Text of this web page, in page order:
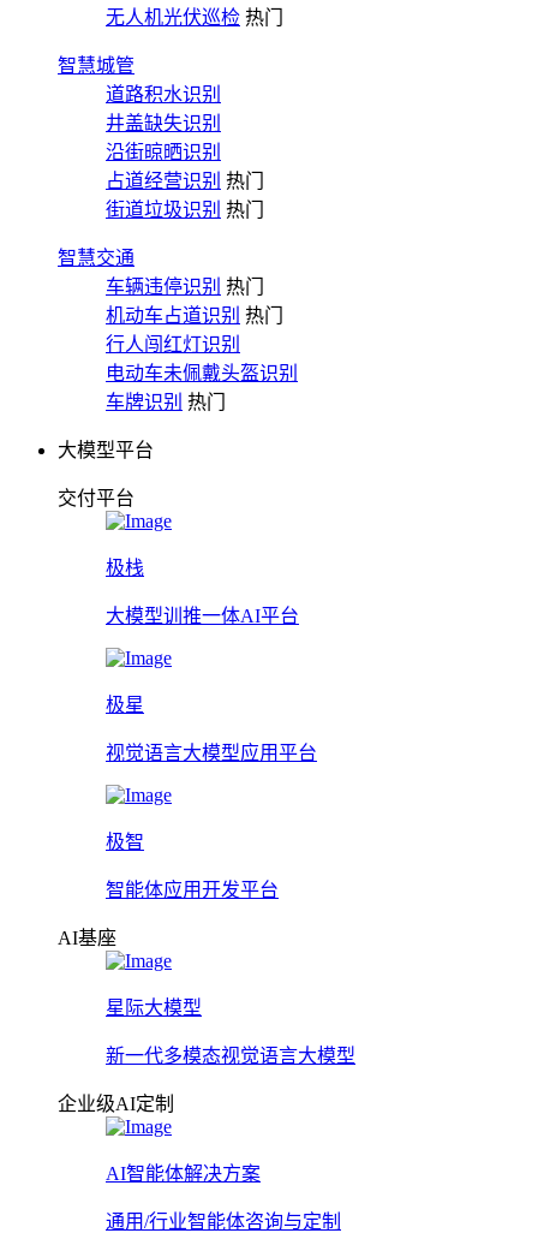
无人机光伏巡检 热门
智慧城管
道路积水识别
井盖缺失识别
沿街晾晒识别
占道经营识别 热门
街道垃圾识别 热门
智慧交通
车辆违停识别 热门
机动车占道识别 热门
行人闯红灯识别
电动车未佩戴头盔识别
车牌识别 热门
大模型平台
交付平台
极栈
大模型训推一体AI平台
极星
视觉语言大模型应用平台
极智
智能体应用开发平台
AI基座
星际大模型
新一代多模态视觉语言大模型
企业级AI定制
AI智能体解决方案
通用/行业智能体咨询与定制